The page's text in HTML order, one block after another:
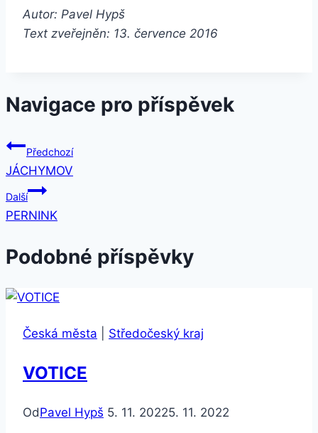
Autor: Pavel Hypš
Text zveřejněn: 13. července 2016
Navigace pro příspěvek
Předchozí
JÁCHYMOV
Další
PERNINK
Podobné příspěvky
Česká města Středočeský kraj
VOTICE
OdPavel Hypš 5. 11. 20225. 11. 2022